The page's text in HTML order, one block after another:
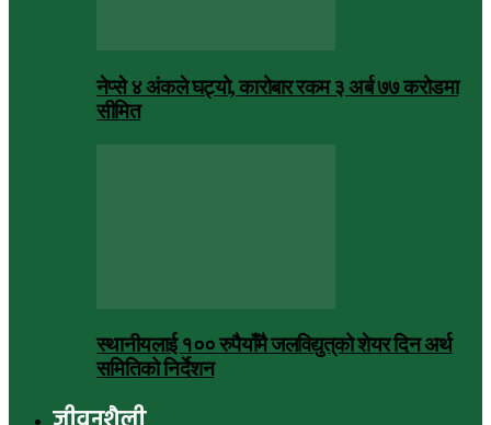
नेप्से ४ अंकले घट्यो, कारोबार रकम ३ अर्ब ७७ करोडमा
सीमित
स्थानीयलाई १०० रुपैयाँमै जलविद्युत्‌को शेयर दिन अर्थ
समितिको निर्देशन